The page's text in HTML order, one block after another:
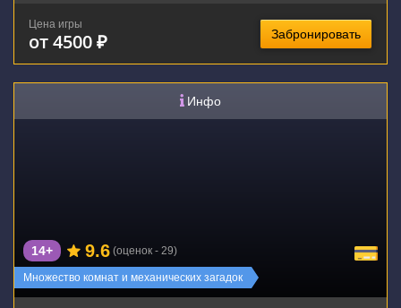
Цена игры
от 4500 ₽ Забронировать
Инфо
Множество комнат и механических загадок
14+ 9.6 (оценок - 29)